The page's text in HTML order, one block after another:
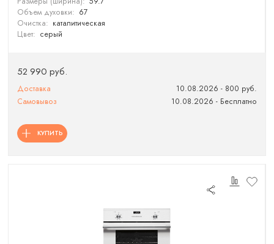
Объем духовки: 67
Очистка: каталитическая
Цвет: серый
52 990 руб.
Доставка
10.08.2026 - 800 руб.
Самовывоз
10.08.2026 - Бесплатно
КУПИТЬ